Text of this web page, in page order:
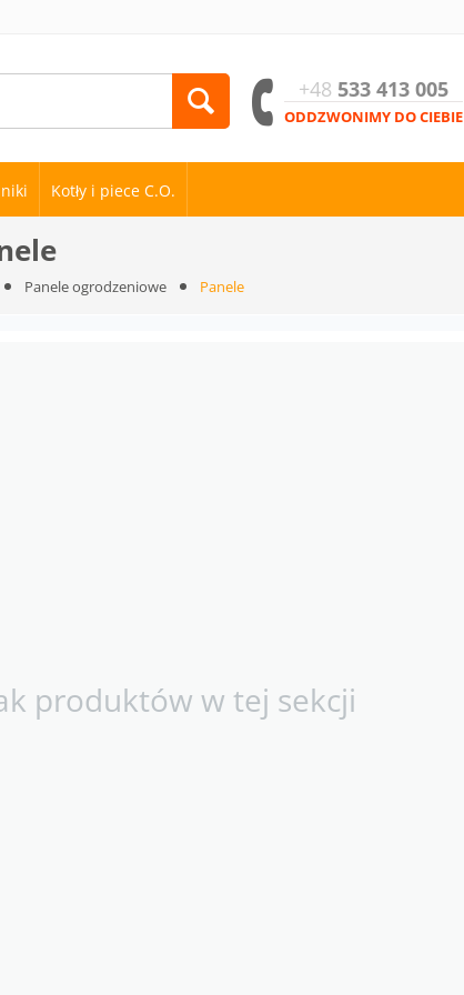
+48 533 413 005
ODDZWONIMY DO CIEBIE
Kotły i piece C.O.
Panele ogrodzeniowe Panele
produktów w tej sekcji